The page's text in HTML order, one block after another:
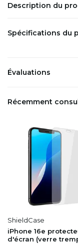
Description du
Spécifications du
Évaluations
Récemment
ShieldCase
iPhone 16e
d'écran (verre